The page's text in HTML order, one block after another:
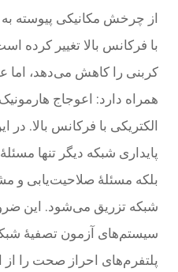
از چرخش مکانیکی پیوسته
با فرکانس بالا تغییر کرده
کربنی را کاهش می‌دهد، اما
همراه دارد: اعوجاج
الکتریکی با فرکانس بالا.
پایداری شبکه دیگر تنها
بلکه مسئلهٔ صلاحیت‌یابی
شبکه تزریق می‌شود. این
سیستم‌های آزمون تصفیهٔ
پلتفرم‌های احراز صحت را